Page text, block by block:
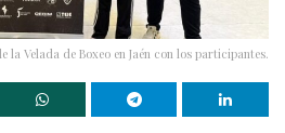
la Velada de Boxeo en Jaén con los participantes.